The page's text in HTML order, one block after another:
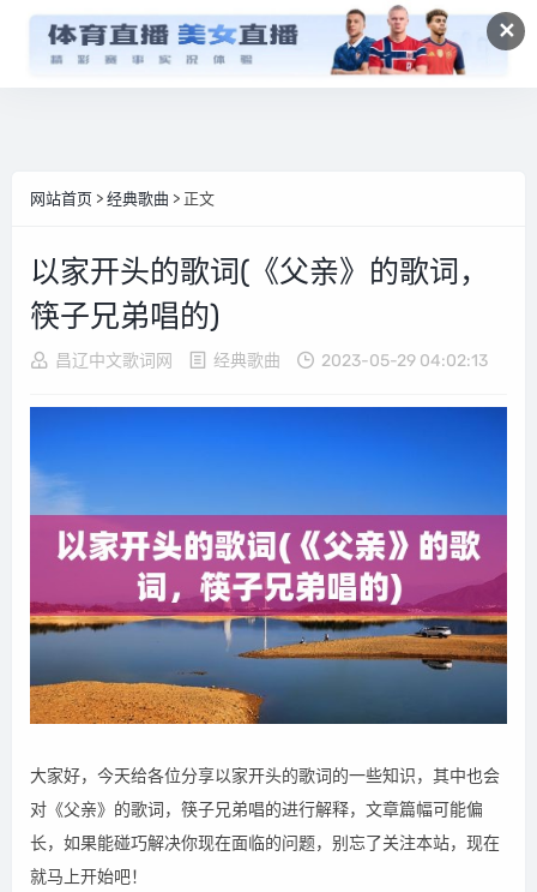
✕
网站首页 > 经典歌曲 > 正文
以家开头的歌词(《父亲》的歌词，
筷子兄弟唱的)
昌辽中文歌词网 经典歌曲 2023-05-29 04:02:13
大家好，今天给各位分享以家开头的歌词的一些知识，其中也会
对《父亲》的歌词，筷子兄弟唱的进行解释，文章篇幅可能偏
长，如果能碰巧解决你现在面临的问题，别忘了关注本站，现在
就马上开始吧！